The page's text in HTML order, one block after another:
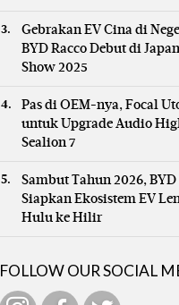
Gebrakan EV Cina di
BYD Racco Debut di
Show 2025
Pas di OEM-nya, Focal
untuk Upgrade Audio
Sealion 7
Sambut Tahun 2026,
Siapkan Ekosistem EV
Hulu ke Hilir
FOLLOW OUR SOCIAL